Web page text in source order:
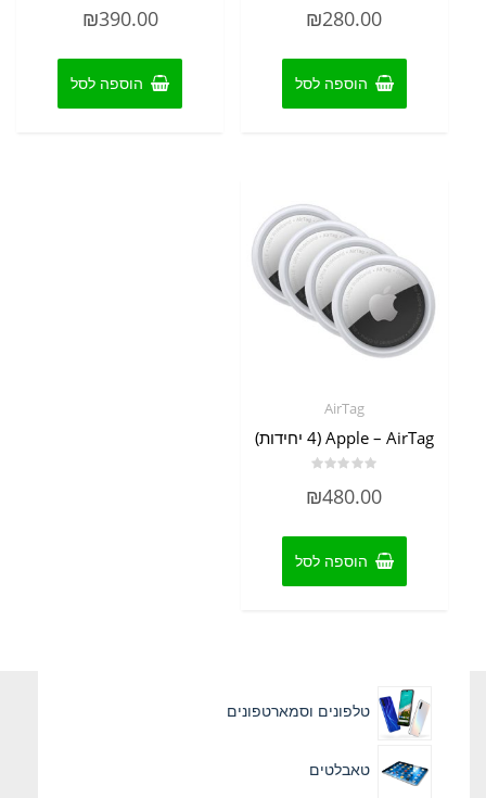
0
₪280.00
הוספה לסל
0
₪390.00
הוספה לסל
AirTag
Apple – AirTag (4 יחידות)
0
₪480.00
הוספה לסל
טלפונים וסמארטפונים
טאבלטים